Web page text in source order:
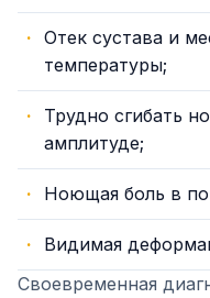
Отек сустава и
температуры;
Трудно сгибать
амплитуде;
Ноющая боль в
Видимая
Своевременная